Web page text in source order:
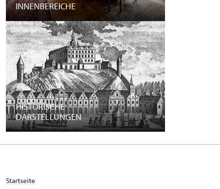
INNENBEREICHE
HISTORISCHE
DARSTELLUNGEN
Startseite